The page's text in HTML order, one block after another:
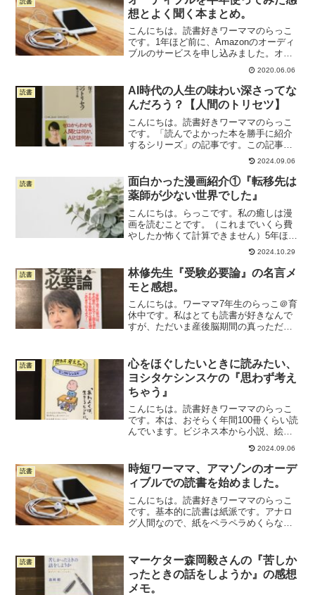
よかったので、ご紹介...
読書
想とよく聞く本まとめ。
こんにちは。読書好きワーママのらっこ
です。1年ほど前に、Amazonのオーディ
ブルのサービスを申し込みました。オー
ディブルとは、月額1,500円のオーディオ
ブック。ナレーターさんが朗読してくれ
た本を耳から聞くスタイルの読書です。
オーディブル...
2020.06.06
読書
AI時代の人生の味わい深さってな
んだろう？【人間のトリセツ】
こんにちは。読書好きワーママのらっこ
です。「読んでよかった本を勝手に紹介
するシリーズ」の記事です。この記事で
紹介するのはこちらの本。この本は正直
いって「人生における気づき」という点
で、ここ2年ほどで読んだ本の中でベスト
5に入ります。私が悶々...
2024.09.06
読書
面白かった漫画紹介①『転移先は
薬師が少ない世界でした』
こんにちは。らっこです。私の癒しは漫
画を読むことです。（これまでいくら費
やしたか怖くて計算できません）5年ほど
前に「幸せを感じる瞬間を増やしたい」
と決めて、趣味として漫画を読むことを
解禁しまして。最近、特に凹んだ日には
漫画を読んで気分転換す...
2024.10.29
読書
林修先生『受験必要論』の名言メ
モと感想。
こんにちは。ワーママ7年生のらっこ＠育
休中です。私はとても読書が好きなんで
すが、ただいま産後脳期間の真っただ中
ね？ね？）なのでこの頭が働かない期間
を使って、前に読んだ本...
読書
心をほぐしたいときに読みたい、
ヨシタケシンスケの『思わず考え
ちゃう』
こんにちは。読書好きワーママのらっこ
です。本は、おそらく年間100冊くらい読
んでいます。ビジネス本から小説、絵本
まで、幅広く読みます。このブログで
は、ワーママにぜひ読んでほしいおすす
め本について書いています。今日の一冊
は、ヨシタケシンスケさ...
2024.09.06
読書
時短ワーママ、アマゾンのオーデ
ィブルでの読書を始めました。
こんにちは。読書好きワーママのらっこ
です。基本的に読書は紙派です。アナロ
グ人間なので、紙をペラペラめくらない
送る中で、紙の本を読む時間を確保する
のが難しいのが悩みでした...
読書
マーケター森岡毅さんの『苦しか
ったときの話をしようか』の感想
メモ。